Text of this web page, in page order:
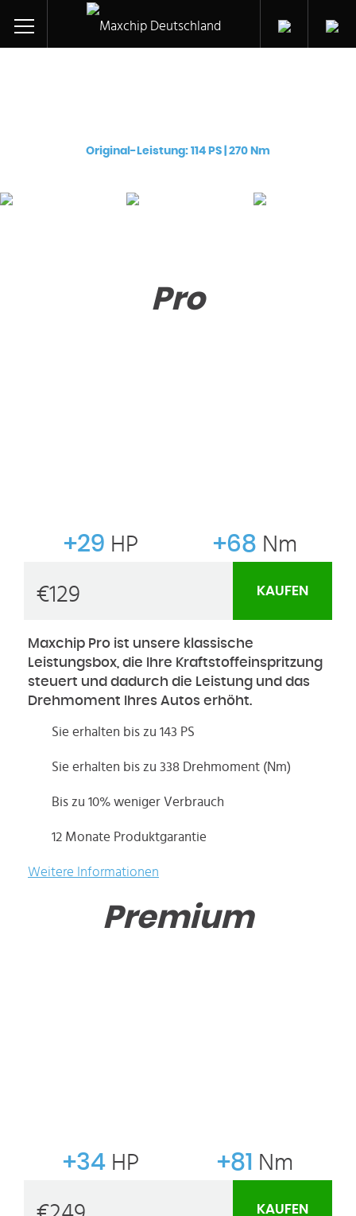
Original-Leistung: 114 PS | 270 Nm
Pro
+29 HP +68 Nm
€129 KAUFEN
Maxchip Pro ist unsere klassische
Leistungsbox, die Ihre Kraftstoffeinspritzung
steuert und dadurch die Leistung und das
Drehmoment Ihres Autos erhöht.
Sie erhalten bis zu 143 PS
Sie erhalten bis zu 338 Drehmoment (Nm)
Bis zu 10% weniger Verbrauch
12 Monate Produktgarantie
Weitere Informationen
Premium
+34 HP +81 Nm
KAUFEN